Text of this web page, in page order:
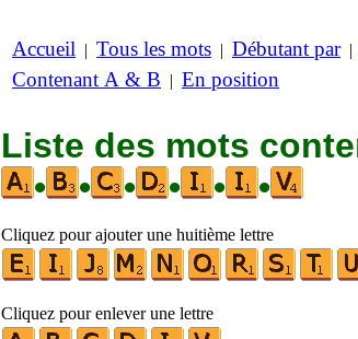
Accueil | Tous les mots | Débutant par|
Contenant A & B | En position
Liste des mots
•
• • • • •
Cliquez pour ajouter une huitième lettre
Cliquez pour enlever une lettre